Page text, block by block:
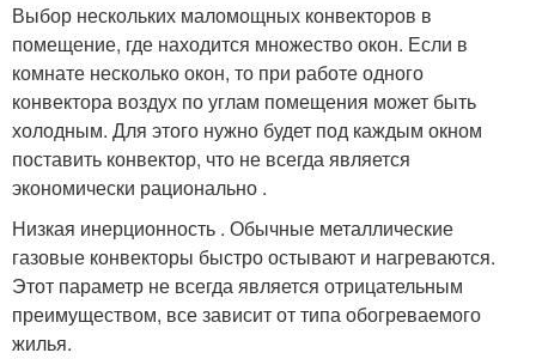
Выбор нескольких маломощных конвекторов в
помещение, где находится множество окон. Если в
комнате несколько окон, то при работе одного
конвектора воздух по углам помещения может быть
холодным. Для этого нужно будет под каждым окном
поставить конвектор, что не всегда является
экономически рационально .
Низкая инерционность . Обычные металлические
газовые конвекторы быстро остывают и нагреваются.
Этот параметр не всегда является отрицательным
преимуществом, все зависит от типа обогреваемого
жилья.